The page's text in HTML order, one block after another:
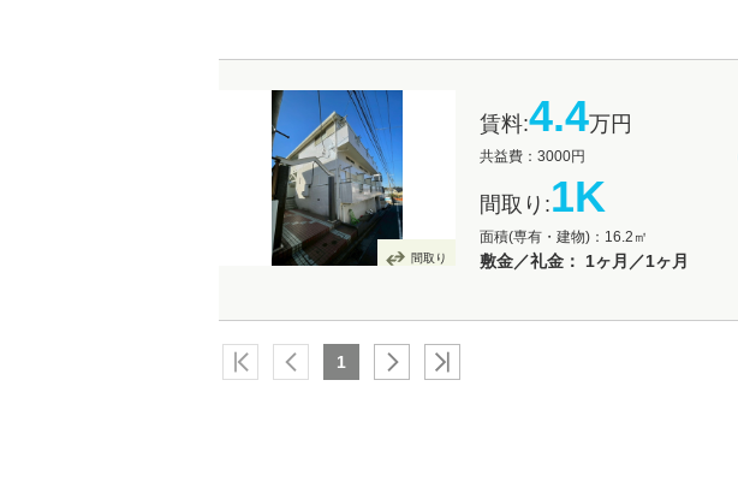
間取り
賃料:4.4万円
共益費：3000円
間取り:1K
面積(専有・建物)：16.2㎡
敷金／礼金： 1ヶ月／1ヶ月
1